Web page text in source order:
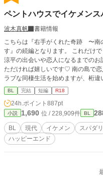
ペントハウスでイケメン
波木真帆
書籍情報
こちらは『右手がくれた奇跡 〜南
す』の続編となります。 これだけ
涼平の出会いや恋人になるまでの
ただければ嬉しいです♡ 南の島で恋人になった朝陽と涼平が東京で甘々でラブ
ラブな同棲生活を始めますが、桁
で……。 あの手この手で囲い込む涼
ャラブハッピーエンド小説です。
BL 完結 短編 R18
24h.ポイント 887pt
小説 1,690 位 / 228,909件 BL
BL 現代 イケメン スパダリ
ハッピーエンド